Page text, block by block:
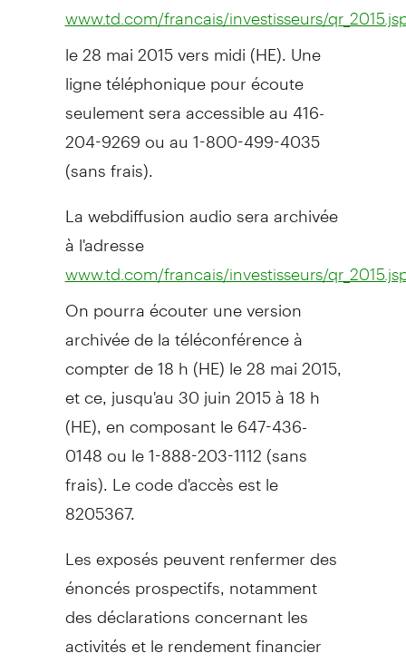
www.td.com/francais/investisseurs/
le 28 mai 2015 vers midi (HE). Une
ligne téléphonique pour écoute
seulement sera accessible au 416-
204-9269 ou au 1-800-499-4035
(sans frais).
La webdiffusion audio sera archivée
à l'adresse
www.td.com/francais/investisseurs/
On pourra écouter une version
archivée de la téléconférence à
compter de 18 h (HE) le 28 mai2015,
etce, jusqu'au 30 juin 2015 à 18 h
(HE), en composant le 647-436-
0148 ou le 1-888-203-1112 (sans
frais). Le code d'accès est le
8205367.
Les exposés peuvent renfermer des
énoncés prospectifs, notamment
des déclarations concernant les
activités et le rendement financier